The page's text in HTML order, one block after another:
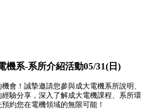
機系-系所介紹活動05/31(日)
會！誠摯邀請您參與成大電機系所說明、
驗分享，深入了解成大電機課程、系所環
約您在電機領域的無限可能！